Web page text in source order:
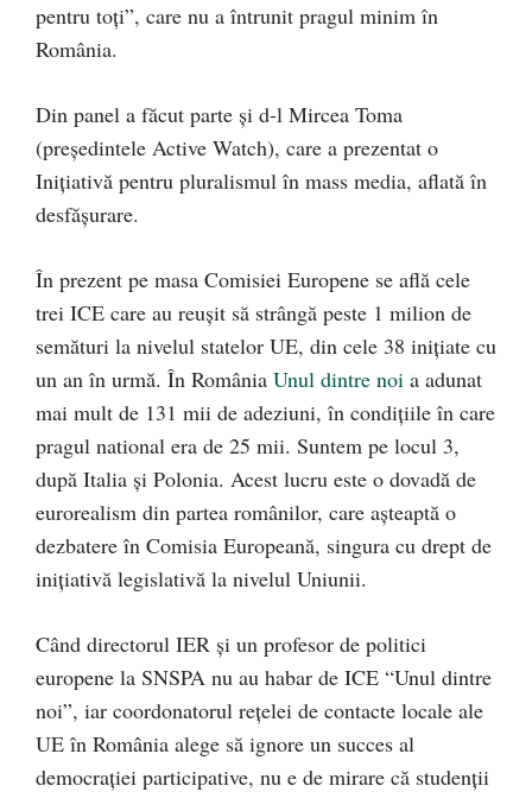
pentru toţi”, care nu a întrunit pragul minim în
România.
Din panel a făcut parte şi d-l Mircea Toma
(preşedintele Active Watch), care a prezentat o
Iniţiativă pentru pluralismul în mass media, aflată în
desfăşurare.
În prezent pe masa Comisiei Europene se află cele
trei ICE care au reuşit să strângă peste 1 milion de
semături la nivelul statelor UE, din cele 38 iniţiate cu
un an în urmă. În România Unul dintre noi a adunat
mai mult de 131 mii de adeziuni, în condiţiile în care
pragul national era de 25 mii. Suntem pe locul 3,
după Italia şi Polonia. Acest lucru este o dovadă de
eurorealism din partea românilor, care aşteaptă o
dezbatere în Comisia Europeană, singura cu drept de
iniţiativă legislativă la nivelul Uniunii.
Când directorul IER şi un profesor de politici
europene la SNSPA nu au habar de ICE “Unul dintre
noi”, iar coordonatorul reţelei de contacte locale ale
UE în România alege să ignore un succes al
democraţiei participative, nu e de mirare că studenţii